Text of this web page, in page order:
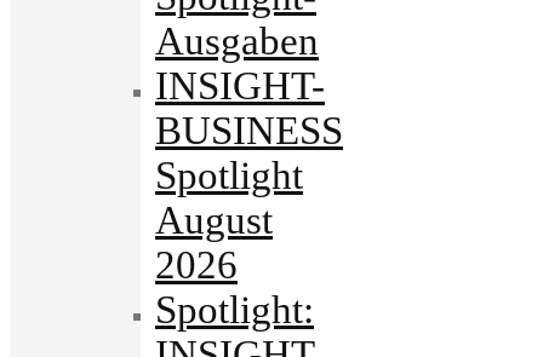
Ausgaben
INSIGHT-
BUSINESS
Spotlight
August
2026
Spotlight: